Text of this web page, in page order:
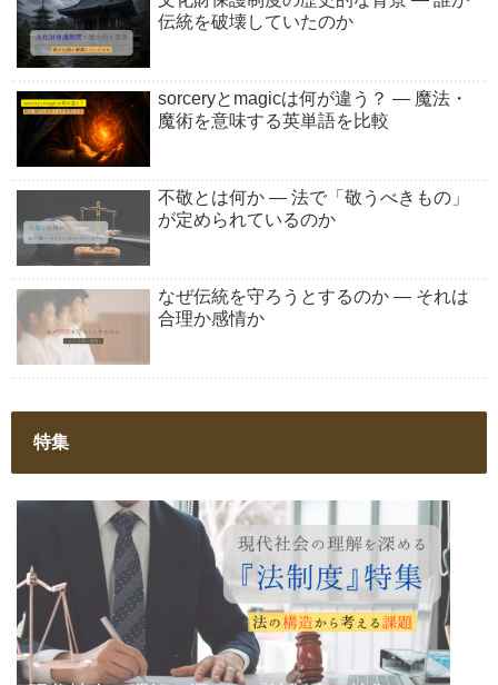
伝統を破壊していたのか
sorceryとmagicは何が違う？ ― 魔法・
魔術を意味する英単語を比較
不敬とは何か ― 法で「敬うべきもの」
が定められているのか
なぜ伝統を守ろうとするのか ― それは
合理か感情か
特集